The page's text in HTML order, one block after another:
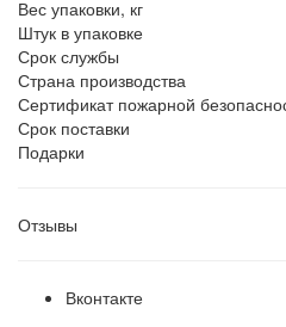
Вес упаковки, кг
Штук в упаковке
Срок службы
Страна производства
Сертификат пожарной
Срок поставки
Подарки
Отзывы
Вконтакте